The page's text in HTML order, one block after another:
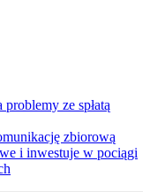
ze spłatą
zbiorową
i inwestuje w pociągi